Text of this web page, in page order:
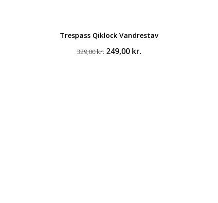
Trespass Qiklock Vandrestav
329,00kr. Den
249,00 kr.Den